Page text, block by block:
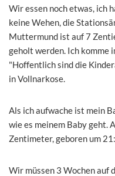
Wir essen noch etwas, ich
keine Wehen, die
Muttermund ist auf 7
geholt werden. Ich komme
"Hoffentlich sind die
in Vollnarkose.
Als ich aufwache ist mein
wie es meinem Baby geht.
Zentimeter, geboren um
Wir müssen 3 Wochen auf